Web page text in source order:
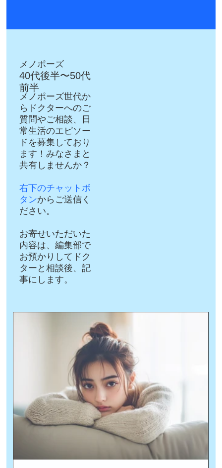
メノポーズ
40代後半〜50代
前半
メノポーズ世代か
らドクターへのご
質問やご相談、日
常生活のエピソー
ドを募集しており
ます！みなさまと
共有しませんか？
右下のチャットボ
タンからご送信く
ださい。
お寄せいただいた
内容は、編集部で
お預かりしてドク
ターと相談後、記
事にします。